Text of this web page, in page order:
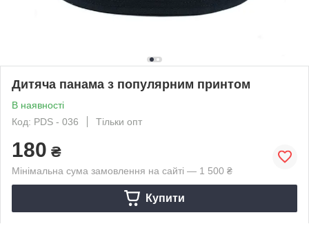
Дитяча панама з популярним принтом
В наявності
Код: PDS - 036
Тільки опт
180 ₴
Мінімальна сума замовлення на сайті — 1 500 ₴
Купити